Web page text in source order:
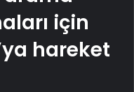
için
hareket